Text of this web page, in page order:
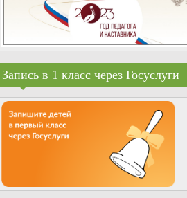
Запись в 1 класс через Госуслуги